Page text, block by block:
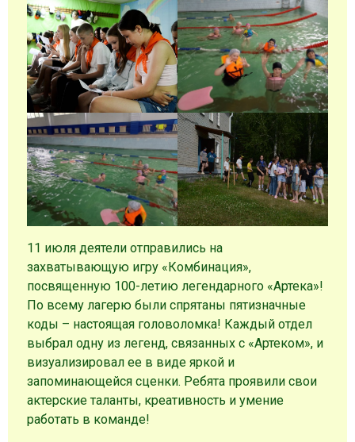
11 июля деятели отправились на
захватывающую игру «Комбинация»,
посвященную 100-летию легендарного «Артека»!
По всему лагерю были спрятаны пятизначные
коды – настоящая головоломка! Каждый отдел
выбрал одну из легенд, связанных с «Артеком», и
визуализировал ее в виде яркой и
запоминающейся сценки. Ребята проявили свои
актерские таланты, креативность и умение
работать в команде!